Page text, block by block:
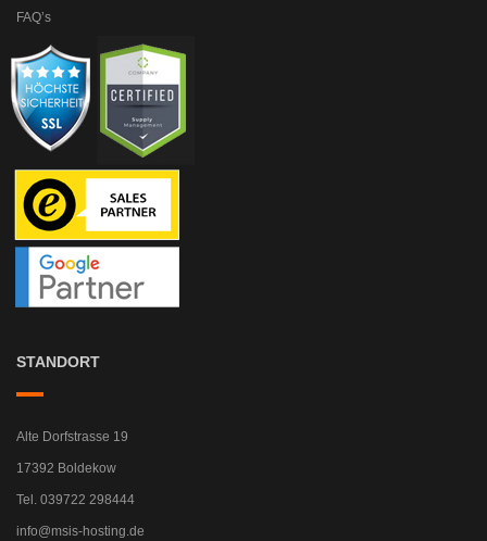
FAQ’s
STANDORT
Alte Dorfstrasse 19
17392 Boldekow
Tel. 039722 298444
info@msis-hosting.de